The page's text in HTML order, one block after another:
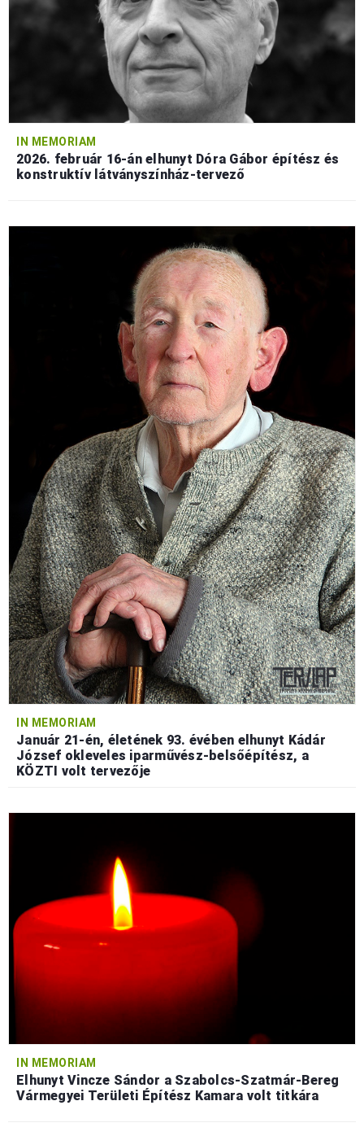
IN MEMORIAM
2026. február 16-án elhunyt Dóra Gábor építész és
konstruktív látványszínház-tervező
IN MEMORIAM
Január 21-én, életének 93. évében elhunyt Kádár
József okleveles iparművész-belsőépítész, a
KÖZTI volt tervezője
IN MEMORIAM
Elhunyt Vincze Sándor a Szabolcs-Szatmár-Bereg
Vármegyei Területi Építész Kamara volt titkára